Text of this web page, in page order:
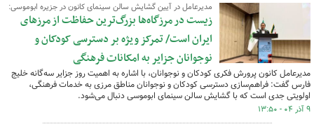
مدیرعامل در آیین گشایش سالن سینمای کانون در جزیره ابوموسی:
زیست در مرزگاه‌ها بزرگ‌ترین حفاظت از مرزهای
ایران است/ تمرکز ویژه بر دسترسی کودکان و
نوجوانان جزایر به امکانات فرهنگی
مدیرعامل کانون پرورش فکری کودکان و نوجوانان، با اشاره به اهمیت روز جزایر سه‌گانه خلیج
فارس گفت: فراهم‌سازی دسترسی کودکان و نوجوانان مناطق مرزی به خدمات فرهنگی،
اولویتی جدی است که با گشایش سالن سینمای ابوموسی دنبال می‌شود.
۹ آذر ۰۴ - ۱۳:۵۰